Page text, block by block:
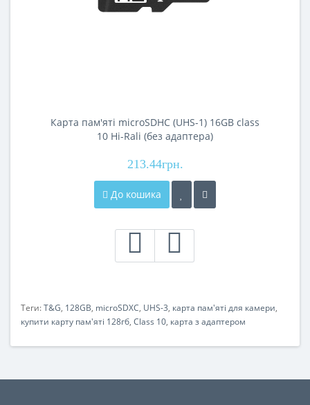
Карта пам'яті microSDHC (UHS-1) 16GB class
10 Hi-Rali (без адаптера)
213.44грн.
До кошика
Теги:T&G, 128GB, microSDXC, UHS-3, карта пам'яті для камери,
купити карту пам'яті 128гб, Class 10, карта з адаптером